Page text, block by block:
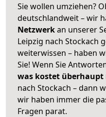
Sie wollen umziehen?
deutschlandweit – wir
Netzwerkan unserer
Leipzig nach Stockach
weiterwissen – haben
Sie! Wenn Sie
was kostet überhaupt
nach Stockach – dann
wir haben immer die
Fragen parat.